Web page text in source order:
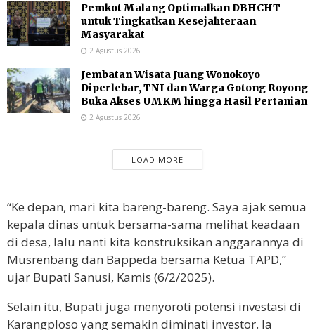
Pemkot Malang Optimalkan DBHCHT
untuk Tingkatkan Kesejahteraan
Masyarakat
2 Agustus 2026
Jembatan Wisata Juang Wonokoyo
Diperlebar, TNI dan Warga Gotong Royong
Buka Akses UMKM hingga Hasil Pertanian
2 Agustus 2026
LOAD MORE
“Ke depan, mari kita bareng-bareng. Saya ajak semua
kepala dinas untuk bersama-sama melihat keadaan
di desa, lalu nanti kita konstruksikan anggarannya di
Musrenbang dan Bappeda bersama Ketua TAPD,”
ujar Bupati Sanusi, Kamis (6/2/2025).
Selain itu, Bupati juga menyoroti potensi investasi di
Karangploso yang semakin diminati investor. Ia